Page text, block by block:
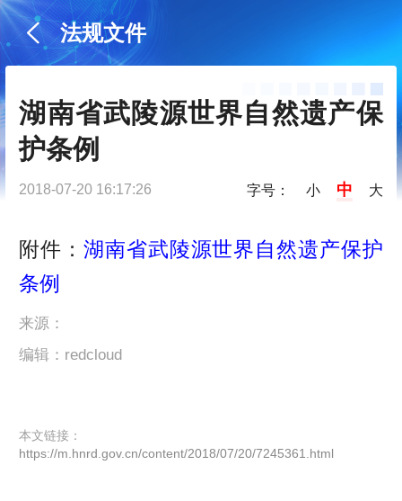
法规文件
湖南省武陵源世界自然遗产保
护条例
2018-07-20 16:17:26 字号： 小 中 大
附件：湖南省武陵源世界自然遗产保护
条例
来源：
编辑：redcloud
本文链接：
https://m.hnrd.gov.cn/content/2018/07/20/7245361.html